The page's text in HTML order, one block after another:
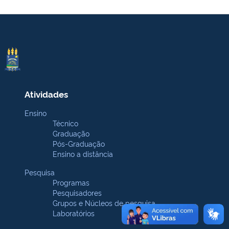
Atividades
Ensino
Técnico
Graduação
Pós-Graduação
Ensino a distância
Pesquisa
Programas
Pesquisadores
Grupos e Núcleos de pesquisa
Laboratórios